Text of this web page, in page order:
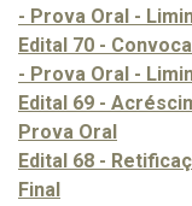
- Prova Oral -
Edital 70 -
- Prova Oral -
Edital 69 -
Prova Oral
Edital 68 -
Final